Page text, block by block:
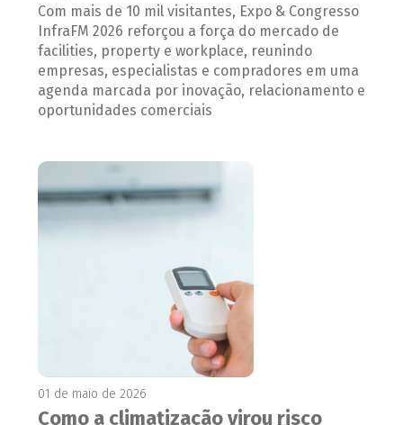
Com mais de 10 mil visitantes, Expo & Congresso
InfraFM 2026 reforçou a força do mercado de
facilities, property e workplace, reunindo
empresas, especialistas e compradores em uma
agenda marcada por inovação, relacionamento e
oportunidades comerciais
01 de maio de 2026
Como a climatização virou risco